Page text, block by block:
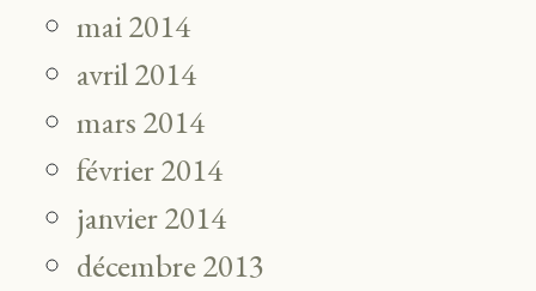
mai 2014
avril 2014
mars 2014
février 2014
janvier 2014
décembre 2013